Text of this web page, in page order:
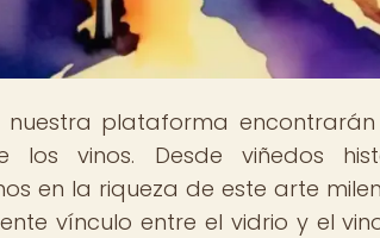
nuestra plataforma
vinos. Desde viñedos
en la riqueza de este arte
vínculo entre el vidrio y el